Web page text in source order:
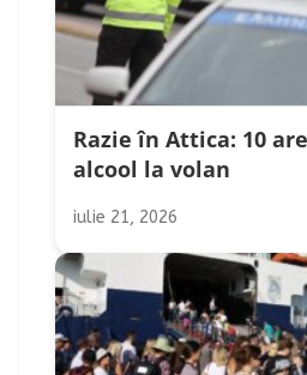
Razie în Attica: 10
alcool la volan
iulie 21, 2026